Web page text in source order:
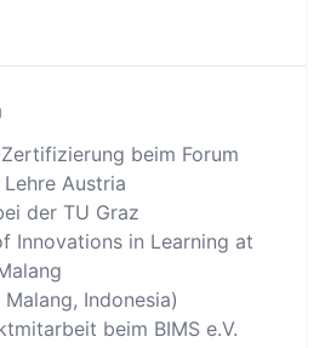
beim Forum
Austria
der TU Graz
Innovations in Learning at
Indonesia)
beim BIMS e.V.